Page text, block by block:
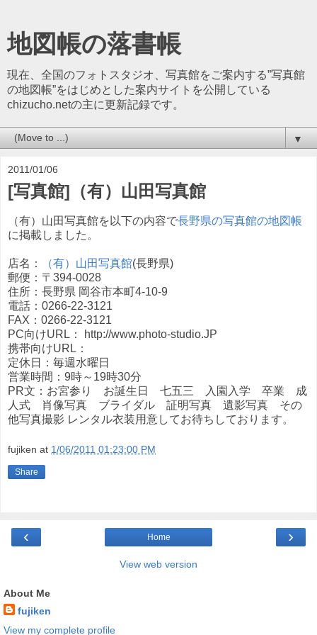
地図帳の落書帳
現在、全国のフォトスタジオ、写真館をご案内する”写真館
の地図帳”をはじめとした案内サイトを公開している
chizucho.netの主に更新記録です。
▼
2011/01/06
[写真館]（有）山田写真館
（有）山田写真館を以下の内容で長野県の写真館の地図帳
に掲載しました。
店名： （有）山田写真館(長野県)
郵便：〒394-0028
住所：長野県 岡谷市本町4-10-9
電話：0266-22-3121
FAX：0266-22-3121
PC向けURL： http://www.photo-studio.JP
携帯向けURL：
定休日：毎週水曜日
営業時間：9時～19時30分
PR文：お宮参り お誕生日 七五三 入園入学 卒業 成
人式 肖像写真 ブライダル 証明写真 遺影写真 その
他写真撮影 レンタル衣装用意してお待ちしております。
fujiken at 1/06/2011 01:23:00 PM
Share
‹ ›
Home
View web version
About Me
fujiken
View my complete profile